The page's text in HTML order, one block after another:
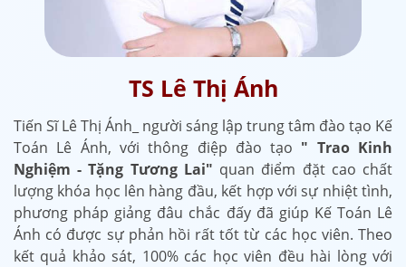
TS Lê Thị Ánh
Tiến Sĩ Lê Thị Ánh_ người sáng lập trung tâm đào tạo Kế
Toán Lê Ánh, với thông điệp đào tạo " Trao Kinh
Nghiệm - Tặng Tương Lai" quan điểm đặt cao chất
lượng khóa học lên hàng đầu, kết hợp với sự nhiệt tình,
phương pháp giảng đâu chắc đấy đã giúp Kế Toán Lê
Ánh có được sự phản hồi rất tốt từ các học viên. Theo
kết quả khảo sát, 100% các học viên đều hài lòng với